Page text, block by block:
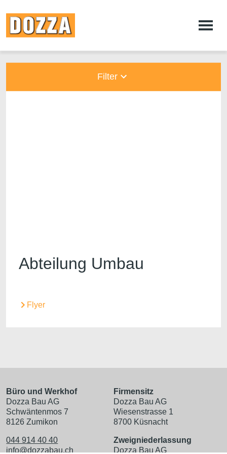
Filter
Abteilung Umbau
Flyer
Büro und Werkhof
Dozza Bau AG
Schwäntenmos 7
8126 Zumikon
044 914 40 40
info@dozzabau.ch
Firmensitz
Dozza Bau AG
Wiesenstrasse 1
8700 Küsnacht
Zweigniederlassung
Dozza Bau AG